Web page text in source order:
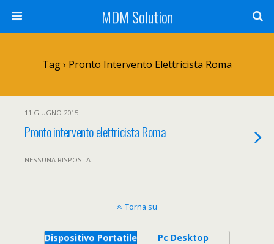
MDM Solution
Tag › Pronto Intervento Elettricista Roma
11 GIUGNO 2015
Pronto intervento elettricista Roma
NESSUNA RISPOSTA
Torna su
Dispositivo Portatile Pc Desktop